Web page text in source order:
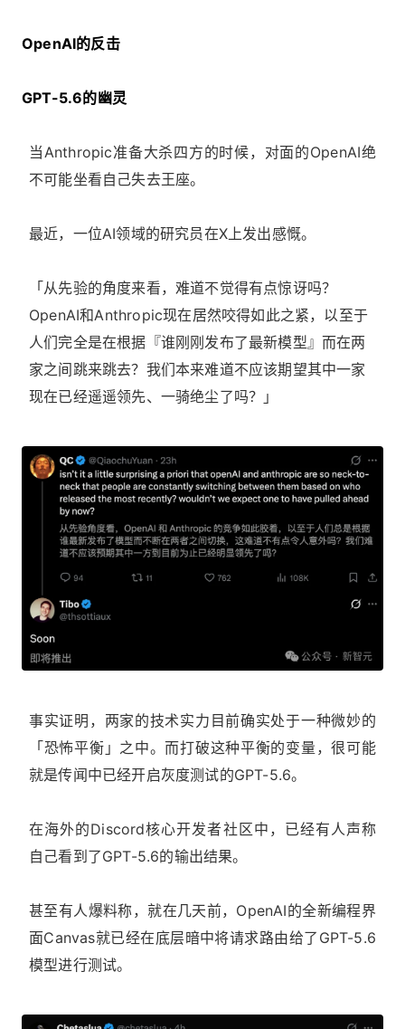
OpenAI的反击
GPT-5.6的幽灵
当Anthropic准备大杀四方的时候，对面的OpenAI绝
不可能坐看自己失去王座。
最近，一位AI领域的研究员在X上发出感慨。
「从先验的角度来看，难道不觉得有点惊讶吗？
OpenAI和Anthropic现在居然咬得如此之紧，以至于
人们完全是在根据『谁刚刚发布了最新模型』而在两
家之间跳来跳去？我们本来难道不应该期望其中一家
现在已经遥遥领先、一骑绝尘了吗？」
事实证明，两家的技术实力目前确实处于一种微妙的
「恐怖平衡」之中。而打破这种平衡的变量，很可能
就是传闻中已经开启灰度测试的GPT-5.6。
在海外的Discord核心开发者社区中，已经有人声称
自己看到了GPT-5.6的输出结果。
甚至有人爆料称，就在几天前，OpenAI的全新编程界
面Canvas就已经在底层暗中将请求路由给了GPT-5.6
模型进行测试。